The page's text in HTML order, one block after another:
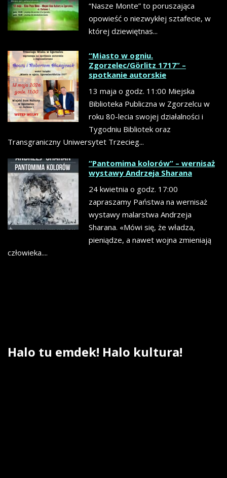
“Nasze Monte” to poruszająca
opowieść o niezwykłej sztafecie, w
której dziewiętnas...
“Miasto w ogniu.
Zgorzelec/Görlitz 1717” –
spotkanie autorskie
13 maja o godz. 11:00 Miejska
Biblioteka Publiczna w Zgorzelcu w
roku 80-lecia swojej działalności i
Tygodniu Bibliotek oraz
Transgraniczny Uniwersytet Trzecieg...
“Pantomima kolorów” – wernisaż
wystawy Andrzeja Sharana
24 kwietnia o godz. 17:00
zapraszamy Państwa na wernisaż
wystawy malarstwa Andrzeja
Sharana. «Mówi się, że władza,
pieniądze, a nawet wojna zmieniają
człowieka....
Halo tu emdek! Halo kultura!